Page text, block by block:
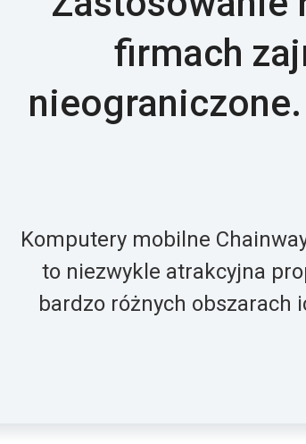
firmach
Komputery mobilne
to niezwykle atrakcyjna
bardzo różnych obszarach